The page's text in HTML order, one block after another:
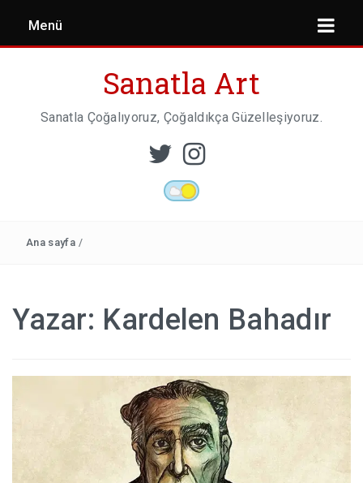
Menü
Sanatla Art
Sanatla Çoğalıyoruz, Çoğaldıkça Güzelleşiyoruz.
Ana sayfa /
Yazar: Kardelen Bahadır